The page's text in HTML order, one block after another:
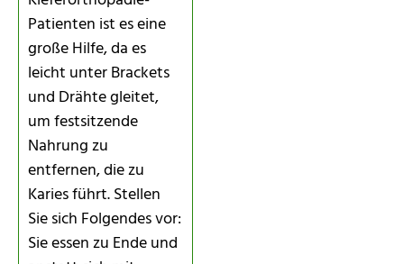
Patienten ist es eine
große Hilfe, da es
leicht unter Brackets
und Drähte gleitet,
um festsitzende
Nahrung zu
entfernen, die zu
Karies führt. Stellen
Sie sich Folgendes vor:
Sie essen zu Ende und